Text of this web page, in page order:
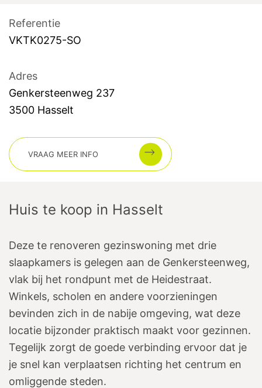
Referentie
VKTK0275-SO
Adres
Genkersteenweg 237
3500 Hasselt
VRAAG MEER INFO
Huis te koop in Hasselt
Deze te renoveren gezinswoning met drie
slaapkamers is gelegen aan de Genkersteenweg,
vlak bij het rondpunt met de Heidestraat.
Winkels, scholen en andere voorzieningen
bevinden zich in de nabije omgeving, wat deze
locatie bijzonder praktisch maakt voor gezinnen.
Tegelijk zorgt de goede verbinding ervoor dat je
je snel kan verplaatsen richting het centrum en
omliggende steden.